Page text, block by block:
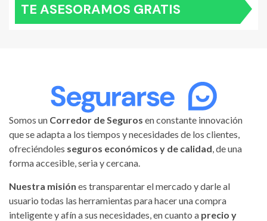
TE ASESORAMOS GRATIS
Somos un Corredor de Seguros en constante innovación
que se adapta a los tiempos y necesidades de los clientes,
ofreciéndoles seguros económicos y de calidad, de una
forma accesible, seria y cercana.
Nuestra misión es transparentar el mercado y darle al
usuario todas las herramientas para hacer una compra
inteligente y afín a sus necesidades, en cuanto a precio y